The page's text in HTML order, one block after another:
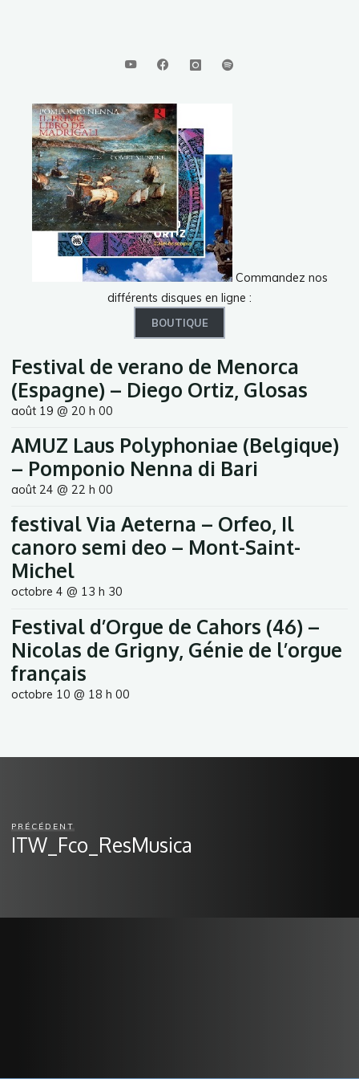
Commandez nos
différents disques en ligne :
BOUTIQUE
Festival de verano de Menorca
(Espagne) – Diego Ortiz, Glosas
août 19 @ 20 h 00
AMUZ Laus Polyphoniae (Belgique)
– Pomponio Nenna di Bari
août 24 @ 22 h 00
festival Via Aeterna – Orfeo, Il
canoro semi deo – Mont-Saint-
Michel
octobre 4 @ 13 h 30
Festival d’Orgue de Cahors (46) –
Nicolas de Grigny, Génie de l’orgue
français
octobre 10 @ 18 h 00
PRÉCÉDENT
ITW_Fco_ResMusica